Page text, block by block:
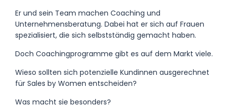
Er und sein Team machen Coaching und
Unternehmensberatung. Dabei hat er sich auf Frauen
spezialisiert, die sich selbstständig gemacht haben.
Doch Coachingprogramme gibt es auf dem Markt viele.
Wieso sollten sich potenzielle Kundinnen ausgerechnet
für Sales by Women entscheiden?
Was macht sie besonders?